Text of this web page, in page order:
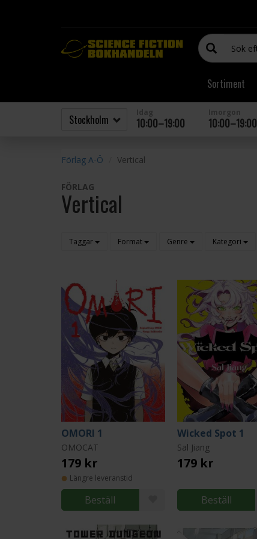
Sortiment
10:00–19:00 10:00–19:00
Förlag A-Ö Vertical
FÖRLAG
Vertical
Taggar Format Genre Kategori
OMORI 1
OMOCAT
179 kr
Längre leveranstid
Beställ
Wicked Spot 1
Sal Jiang
179 kr
Beställ